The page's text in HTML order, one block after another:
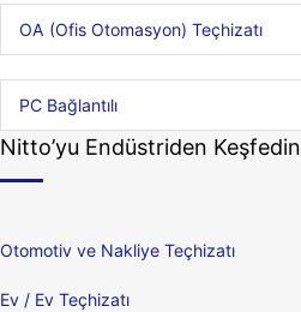
OA (Ofis Otomasyon) Teçhizatı
PC Bağlantılı
Nitto’yu Endüstriden Keşfedin
Otomotiv ve Nakliye Teçhizatı
Ev / Ev Teçhizatı